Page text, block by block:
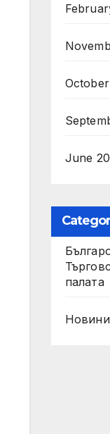
June
палaта
Новини